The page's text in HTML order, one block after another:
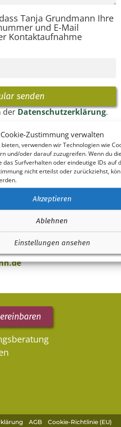
Cookie-Zustimmung verwalten
verwenden wir Technologien wie
und/oder darauf zuzugreifen. Wenn du
Surfverhalten oder eindeutige IDs auf
nicht erteilst oder zurückziehst,
Akzeptieren
Ablehnen
Einstellungen ansehen
Tanja Grundmann Ihre
und E-Mail
Kontaktaufnahme
senden
derDatenschutzerklärung.
oder kontaktiere mich
der Mailadresse.
keine Antwort von mir
Spam nach! Dass die
passiert leider häufiger. Ich
nächsten 24 Stunden.
entscheidest du ab hier!
AGB Cookie-Richtlinie (EU)